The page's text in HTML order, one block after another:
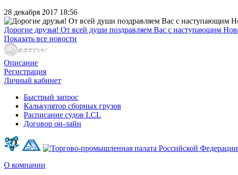
28 декабря 2017 18:56
Дорогие друзья! От всей души поздравляем Вас с наступающим
Показать все новости
Описание
Регистрация
Личный кабинет
Быстрый запрос
Калькулятор сборных грузов
Расписание судов LCL
Договор он-лайн
О компании